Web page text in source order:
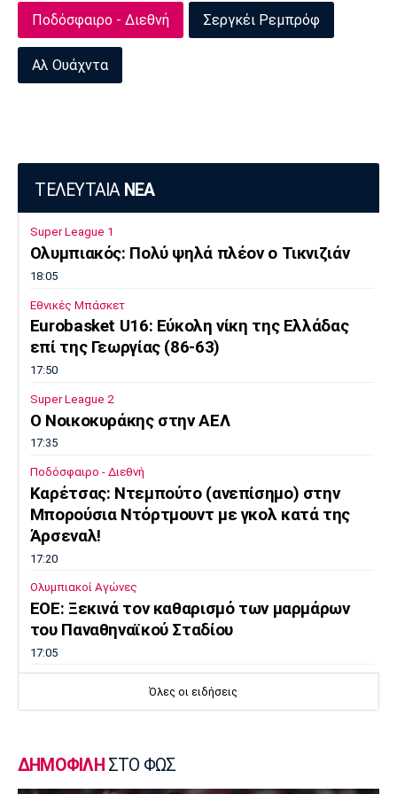
Πόρτο Μπενφίκα
Ποδόσφαιρο - Διεθνή Σεργκέι Ρεμπρόφ
Αλ Ουάχντα
ΤΕΛΕΥΤΑΙΑ ΝΕΑ
Super League 1
Ολυμπιακός: Πολύ ψηλά πλέον ο Τικνιζιάν
18:05
Εθνικές Μπάσκετ
Eurobasket U16: Εύκολη νίκη της Ελλάδας
επί της Γεωργίας (86-63)
17:50
Super League 2
O Noικοκυράκης στην ΑΕΛ
17:35
Ποδόσφαιρο - Διεθνή
Kαρέτσας: Ντεμπούτο (ανεπίσημο) στην
Μπορούσια Ντόρτμουντ με γκολ κατά της
Άρσεναλ!
17:20
Ολυμπιακοί Αγώνες
EOE: Ξεκινά τον καθαρισμό των μαρμάρων
του Παναθηναϊκού Σταδίου
17:05
Φεύγουν οι αδειούχοι του Αυγούστου
Oλυμπιακός: Αμετακίνητος στα 3 εκατ. ευρώ
Όλες οι ειδήσεις
ΔΗΜΟΦΙΛΗ ΣΤΟ ΦΩΣ